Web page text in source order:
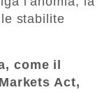
stabilite
come il
Act,